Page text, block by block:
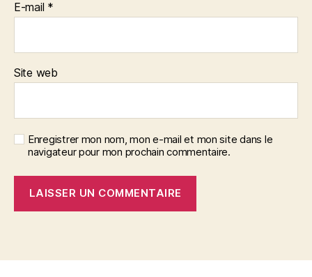
E-mail *
Site web
Enregistrer mon nom, mon e-mail et mon site dans le
navigateur pour mon prochain commentaire.